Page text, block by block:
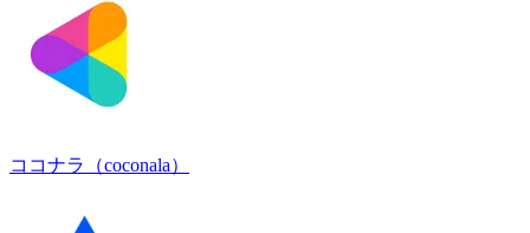
ココナラ（coconala）